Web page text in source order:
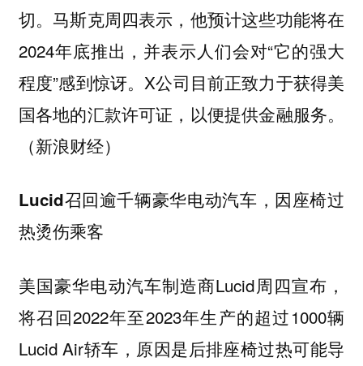
切。马斯克周四表示，他预计这些功能将在
2024年底推出，并表示人们会对“它的强大
程度”感到惊讶。X公司目前正致力于获得美
国各地的汇款许可证，以便提供金融服务。
（新浪财经）
Lucid召回逾千辆豪华电动汽车，因座椅过
热烫伤乘客
美国豪华电动汽车制造商Lucid周四宣布，
将召回2022年至2023年生产的超过1000辆
Lucid Air轿车，原因是后排座椅过热可能导